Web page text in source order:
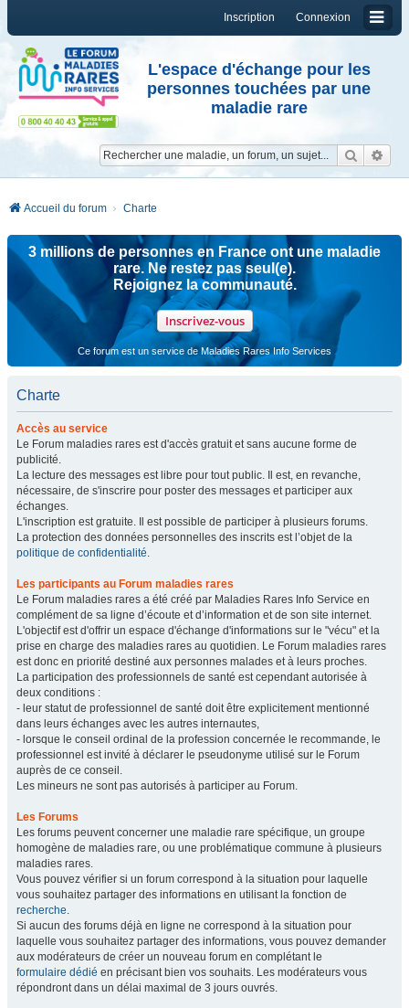
Connexion
Inscription
L'espace d'échange pour les
personnes touchées par une
maladie rare
Accueil du forum Charte
3 millions de personnes en France ont une maladie
rare. Ne restez pas seul(e).
Rejoignez la communauté.
Inscrivez-vous
Ce forum est un service de Maladies Rares Info Services
Charte
Accès au service
Le Forum maladies rares est d'accès gratuit et sans aucune forme de
publicité.
La lecture des messages est libre pour tout public. Il est, en revanche,
nécessaire, de s'inscrire pour poster des messages et participer aux
échanges.
L'inscription est gratuite. Il est possible de participer à plusieurs forums.
La protection des données personnelles des inscrits est l’objet de la
politique de confidentialité.
Les participants au Forum maladies rares
Le Forum maladies rares a été créé par Maladies Rares Info Service en
complément de sa ligne d’écoute et d’information et de son site internet.
L'objectif est d'offrir un espace d'échange d'informations sur le "vécu" et la
prise en charge des maladies rares au quotidien. Le Forum maladies rares
est donc en priorité destiné aux personnes malades et à leurs proches.
La participation des professionnels de santé est cependant autorisée à
deux conditions :
- leur statut de professionnel de santé doit être explicitement mentionné
dans leurs échanges avec les autres internautes,
- lorsque le conseil ordinal de la profession concernée le recommande, le
professionnel est invité à déclarer le pseudonyme utilisé sur le Forum
auprès de ce conseil.
Les mineurs ne sont pas autorisés à participer au Forum.
Les Forums
Les forums peuvent concerner une maladie rare spécifique, un groupe
homogène de maladies rare, ou une problématique commune à plusieurs
maladies rares.
Vous pouvez vérifier si un forum correspond à la situation pour laquelle
vous souhaitez partager des informations en utilisant la fonction de
recherche.
Si aucun des forums déjà en ligne ne correspond à la situation pour
laquelle vous souhaitez partager des informations, vous pouvez demander
aux modérateurs de créer un nouveau forum en complétant le
formulaire dédié en précisant bien vos souhaits. Les modérateurs vous
répondront dans un délai maximal de 3 jours ouvrés.